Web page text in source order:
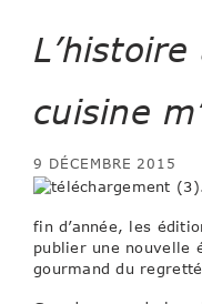
cuisine
9 DÉCEMBRE 2015
fin d’année, les
publier une nouvelle
gourmand du